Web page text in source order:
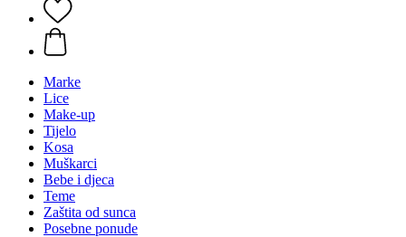
Marke
Lice
Make-up
Tijelo
Kosa
Muškarci
Bebe i djeca
Teme
Zaštita od sunca
Posebne ponude